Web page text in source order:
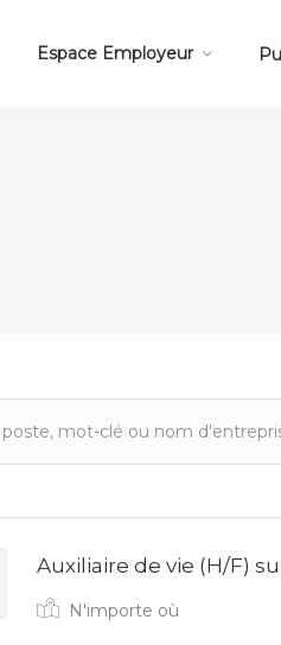
Espace Employeur
Auxiliaire de vie (H/F)
N'importe où